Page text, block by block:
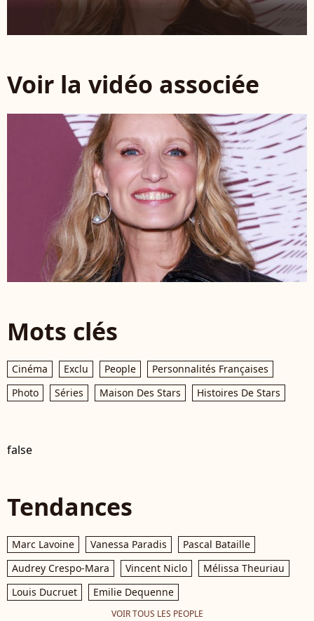
Voir la vidéo associée
Mots clés
Cinéma Exclu People
Personnalités Françaises
Photo
Séries Maison Des Stars Histoires De Stars
false
Tendances
Marc Lavoine Vanessa Paradis
Pascal Bataille
Audrey Crespo-Mara
Vincent Niclo
Mélissa Theuriau
Louis Ducruet
Emilie Dequenne
VOIR TOUS LES PEOPLE